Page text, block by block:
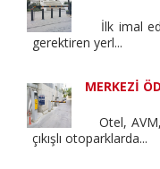
İlk imal
gerektiren yerl...
MERKEZİ
Otel,
çıkışlı otoparklarda...